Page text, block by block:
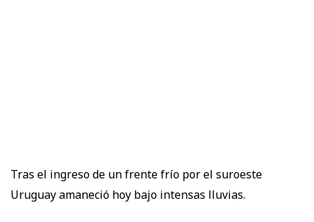
Tras el ingreso de un frente frío por el suroeste
Uruguay amaneció hoy bajo intensas lluvias.